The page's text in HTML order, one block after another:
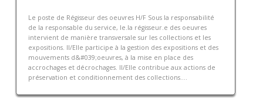
Le poste de Régisseur des oeuvres H/F Sous la responsabilité
de la responsable du service, le.la régisseur.e des oeuvres
intervient de manière transversale sur les collections et les
expositions. Il/Elle participe à la gestion des expositions et des
mouvements d&#039;oeuvres, à la mise en place des
accrochages et décrochages. Il/Elle contribue aux actions de
préservation et conditionnement des collections....